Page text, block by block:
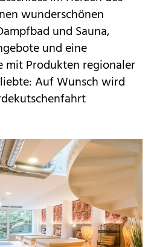
wunderschönen
und Sauna,
und eine
mit Produkten regionaler
Auf Wunsch wird